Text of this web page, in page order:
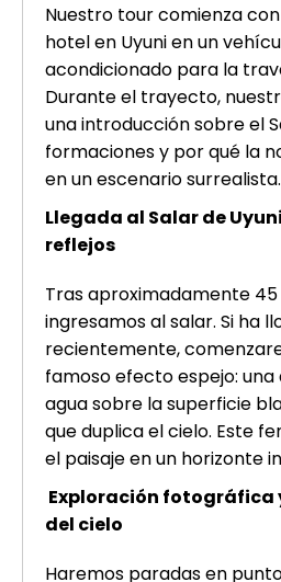
Nuestro tour comienza
hotel en Uyuni en un
acondicionado para la
Durante el trayecto,
una introducción sobre el
formaciones y por qué la
en un escenario surrealista.
Llegada al Salar de
reflejos
Tras aproximadamente 45
ingresamos al salar. Si ha
recientemente,
famoso efecto espejo:
agua sobre la superficie
que duplica el cielo. Este
el paisaje en un horizonte
Exploración fotográfica
del cielo
Haremos paradas en